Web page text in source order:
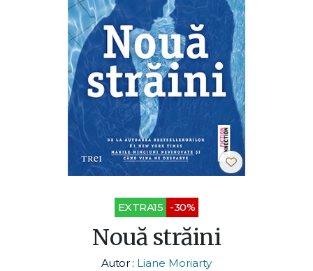
EXTRA15 -30%
Nouă străini
Autor : Liane Moriarty